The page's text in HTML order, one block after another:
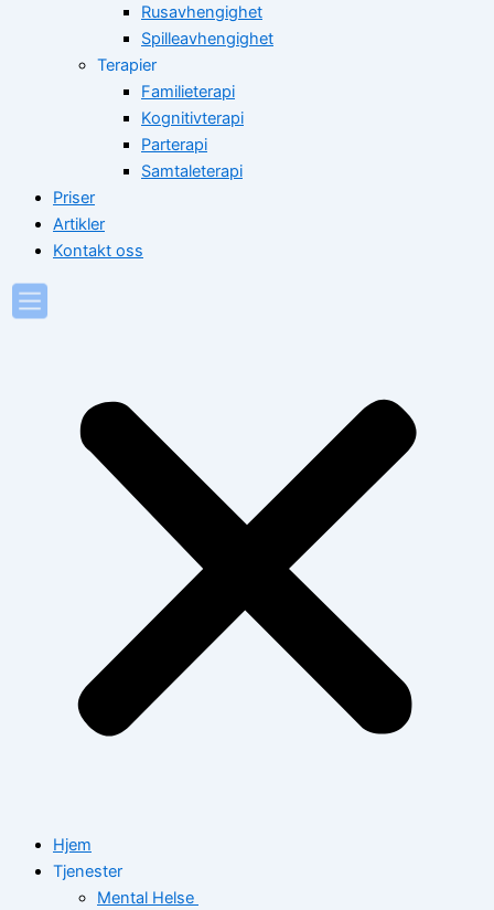
Rusavhengighet
Spilleavhengighet
Terapier
Familieterapi
Kognitivterapi
Parterapi
Samtaleterapi
Priser
Artikler
Kontakt oss
Hjem
Tjenester
Mental Helse